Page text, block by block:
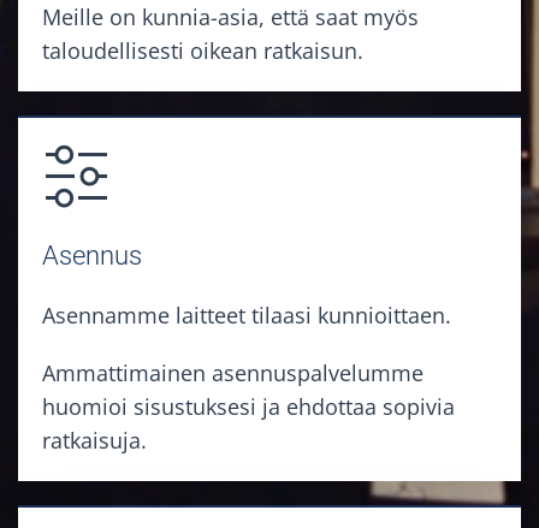
Meille on kunnia-asia, että saat myös
taloudellisesti oikean ratkaisun.
Asennus
Asennamme laitteet tilaasi kunnioittaen.
Ammattimainen asennuspalvelumme
huomioi sisustuksesi ja ehdottaa sopivia
ratkaisuja.